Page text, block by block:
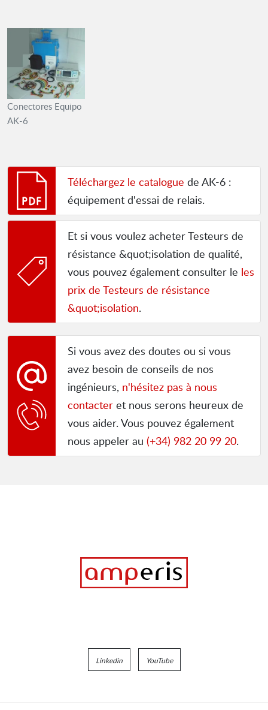
Conectores Equipo
AK-6
Téléchargez le catalogue de AK-6 :
équipement d'essai de relais.
Et si vous voulez acheter Testeurs de
résistance &quot;isolation de qualité,
vous pouvez également consulter le les
prix de Testeurs de résistance
&quot;isolation.
Si vous avez des doutes ou si vous
avez besoin de conseils de nos
ingénieurs, n'hésitez pas à nous
contacter et nous serons heureux de
vous aider. Vous pouvez également
nous appeler au (+34) 982 20 99 20.
Linkedin YouTube